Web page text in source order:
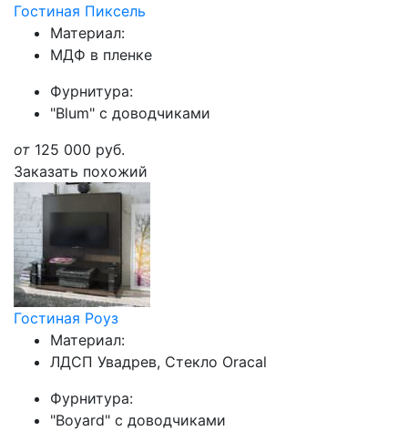
Гостиная Пиксель
Материал:
МДФ в пленке
Фурнитура:
"Blum" с доводчиками
от 125 000 руб.
Заказать похожий
Гостиная Роуз
Материал:
ЛДСП Увадрев, Стекло Oracal
Фурнитура:
"Boyard" с доводчиками